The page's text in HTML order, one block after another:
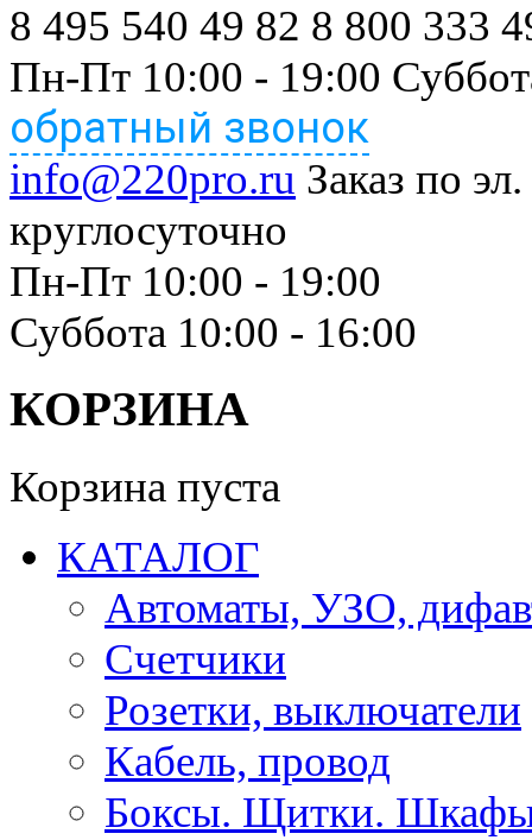
8 495 540 49 82 8 800 333
Пн-Пт 10:00 - 19:00
обратный звонок
info@220pro.ru Заказ по
круглосуточно
Пн-Пт 10:00 - 19:00
Суббота 10:00 - 16:00
КОРЗИНА
Корзина пуста
КАТАЛОГ
Автоматы, УЗО,
Счетчики
Розетки, выключатели
Кабель, провод
Боксы. Щитки.